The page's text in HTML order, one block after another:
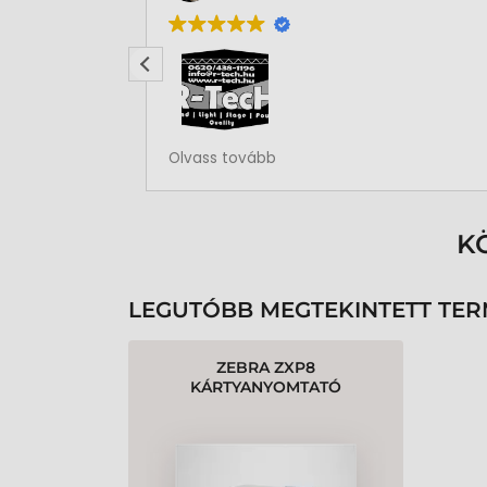
Rendben volt a rendelésem
Olvass tovább
LEGUTÓBB MEGTEKINTETT
ZEBRA ZXP8
KÁRTYANYOMTATÓ